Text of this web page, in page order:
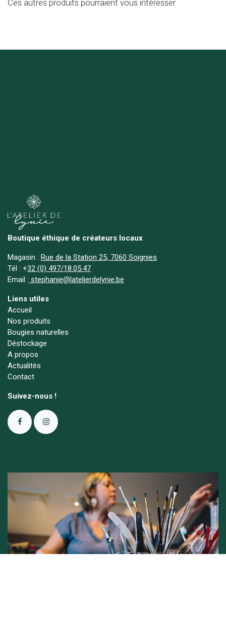
Ces autres produits pourraient vous intéresser
Boutique éthique de créateurs locaux
Magasin : Rue de la Station 25, 7060 Soignies
Tél : +32 (0) 497/18.05.47
Email : stephanie@latelierdelynie.be
Liens utiles
Accueil
Nos produits
Bougies naturelles
Déstockage
A propos
Actualités
Contact
Suivez-nous !